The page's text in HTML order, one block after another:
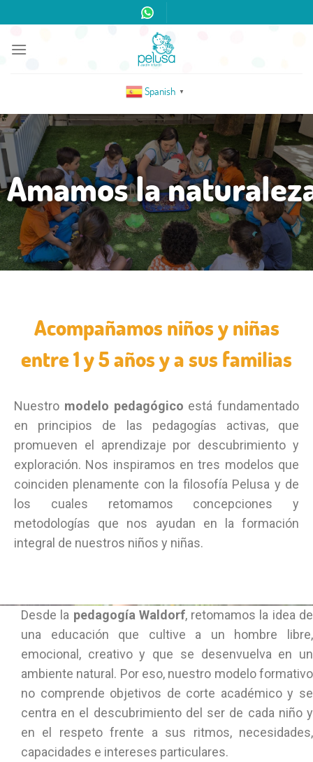
Spanish ▼
Amamos la
Acompañamos niños y niñas
entre 1 y 5 años y a sus familias
Nuestro modelo pedagógico está fundamentado
en principios de las pedagogías activas, que
promueven el aprendizaje por descubrimiento y
exploración. Nos inspiramos en tres modelos que
coinciden plenamente con la filosofía Pelusa y de
los cuales retomamos concepciones y
metodologías que nos ayudan en la formación
integral de nuestros niños y niñas.
Desde la pedagogía Waldorf, retomamos la idea de
una educación que cultive a un hombre libre,
emocional, creativo y que se desenvuelva en un
ambiente natural. Por eso, nuestro modelo formativo
no comprende objetivos de corte académico y se
centra en el descubrimiento del ser de cada niño y
en el respeto frente a sus ritmos, necesidades,
capacidades e intereses particulares.